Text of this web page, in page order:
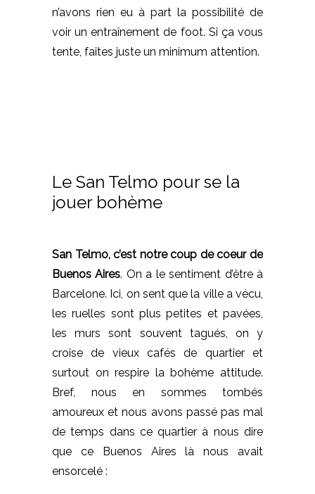
n’avons rien eu à part la possibilité de
voir un entraînement de foot. Si ça vous
tente, faites juste un minimum attention.
Le San Telmo pour se la
jouer bohème
San Telmo, c’est notre coup de coeur de
Buenos Aires. On a le sentiment d’être à
Barcelone. Ici, on sent que la ville a vécu,
les ruelles sont plus petites et pavées,
les murs sont souvent tagués, on y
croise de vieux cafés de quartier et
surtout on respire la bohème attitude.
Bref, nous en sommes tombés
amoureux et nous avons passé pas mal
de temps dans ce quartier à nous dire
que ce Buenos Aires là nous avait
ensorcelé :